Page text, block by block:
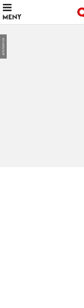
annonse
MENY